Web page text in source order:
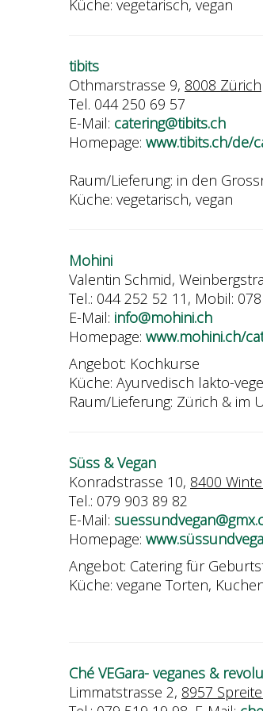
Küche: vegetarisch, vegan
tibits
Othmarstrasse 9, 8008 Zürich
Tel. 044 250 69 57
E-Mail: catering@tibits.ch
Homepage: www.tibits.ch/de/
Raum/Lieferung: in den
Küche: vegetarisch, vegan
Mohini
Valentin Schmid,
Tel.: 044 252 52 11, Mobil:
E-Mail: info@mohini.ch
Homepage: www.mohini.ch/
Angebot: Kochkurse
Küche: Ayurvedisch lakto-
Raum/Lieferung: Zürich & im
Süss & Vegan
Konradstrasse 10, 8400
Tel.: 079 903 89 82
E-Mail:
Homepage:
Angebot: Catering für
Küche: vegane Torten,
Ché VEGara- veganes &
Limmatstrasse 2, 8957